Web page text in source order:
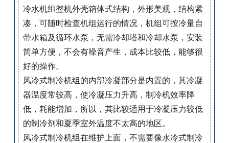
冷水机组整机外壳箱体式结构，外形美观，结构紧
凑，可随时检查机组运行的情况，机组可按冷量自
带水箱及循环水泵，无需冷却塔和冷却水泵，安装
简单方便，不会有噪音产生，成本比较低，能够很
好的操作。
风冷式制冷机组的内部冷凝部分是内置的，其冷凝
器温度常较高，使冷凝压力升高，制冷机效率降
低，耗能增加，所以，其比较适用于冷凝压力较低
的制冷剂和夏季室外温度不太高的地区。
风冷式制冷机组在维护上面，不需要像水冷式制冷